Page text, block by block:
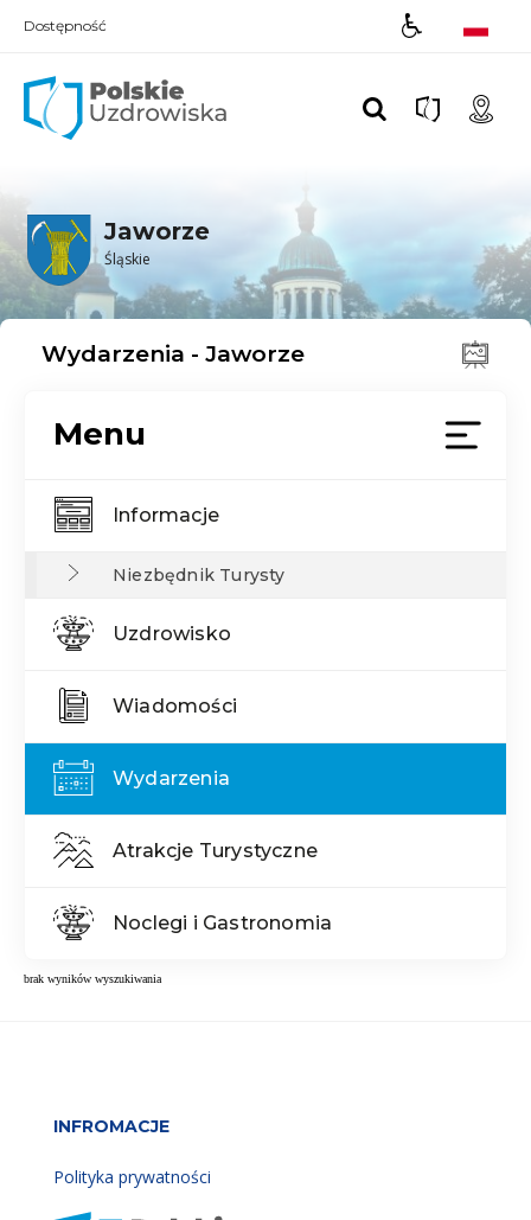
Dostępność
Jaworze
Śląskie
Wydarzenia - Jaworze
Menu
Informacje
Niezbędnik Turysty
Uzdrowisko
Wiadomości
Wydarzenia
Atrakcje Turystyczne
Noclegi i Gastronomia
brak wyników wyszukiwania
INFROMACJE
Polityka prywatności